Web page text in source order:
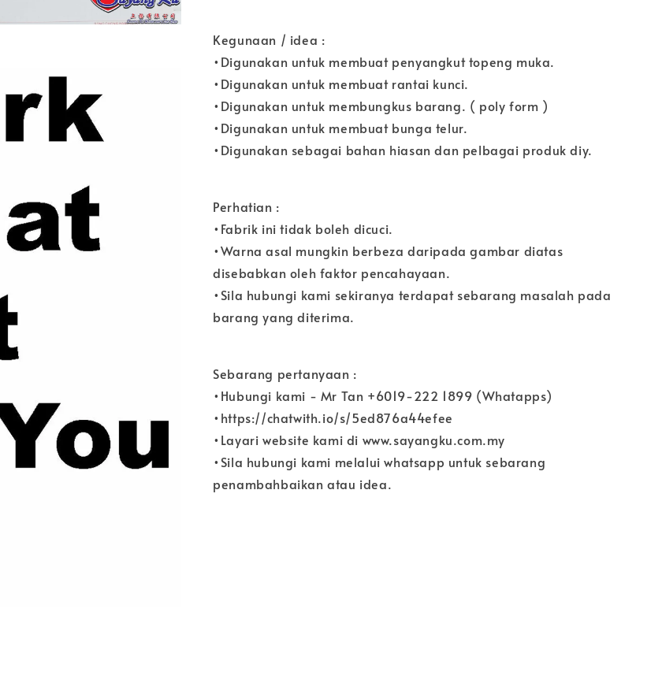
Kegunaan / idea :
•Digunakan untuk membuat penyangkut topeng muka.
•Digunakan untuk membuat rantai kunci.
•Digunakan untuk membungkus barang. ( poly form )
•Digunakan untuk membuat bunga telur.
•Digunakan sebagai bahan hiasan dan pelbagai produk diy.
Perhatian :
•Fabrik ini tidak boleh dicuci.
•Warna asal mungkin berbeza daripada gambar diatas
disebabkan oleh faktor pencahayaan.
•Sila hubungi kami sekiranya terdapat sebarang masalah pada
barang yang diterima.
Sebarang pertanyaan :
•Hubungi kami - Mr Tan +6019-222 1899 (Whatapps)
•https://chatwith.io/s/5ed876a44efee
•Layari website kami di www.sayangku.com.my
•Sila hubungi kami melalui whatsapp untuk sebarang
penambahbaikan atau idea.